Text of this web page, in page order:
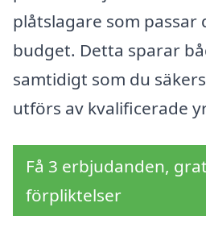
plåtslagare som passar
budget. Detta sparar
samtidigt som du
utförs av kvalificerade
Få 3 erbjudanden,
förpliktelser